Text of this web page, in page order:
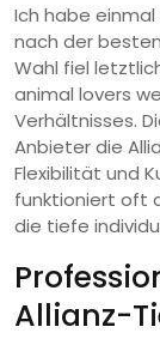
Ich habe
nach der
Wahl fiel
animal lovers
Verhältnisses.
Anbieter die
Flexibilität und
funktioniert oft
die tiefe
Allianz-